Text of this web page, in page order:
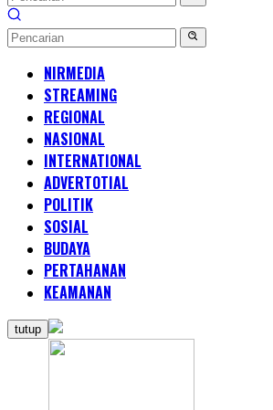
NIRMEDIA
STREAMING
REGIONAL
NASIONAL
INTERNATIONAL
ADVERTOTIAL
POLITIK
SOSIAL
BUDAYA
PERTAHANAN
KEAMANAN
tutup